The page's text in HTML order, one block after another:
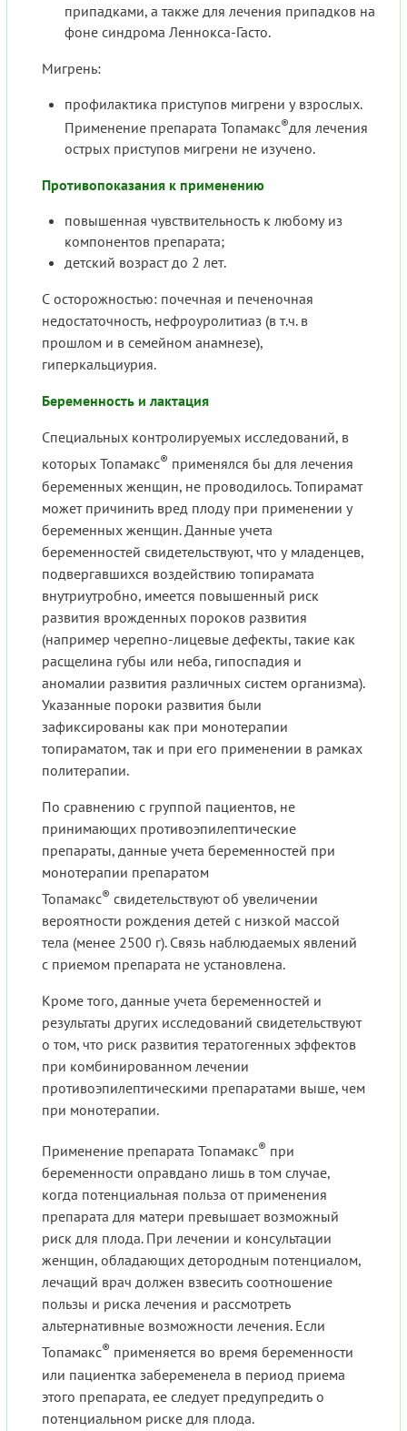
припадками, а также для лечения припадков на
фоне синдрома Леннокса-Гасто.
Мигрень:
профилактика приступов мигрени у взрослых.
Применение препарата Топамакс®для лечения
острых приступов мигрени не изучено.
Противопоказания к применению
повышенная чувствительность к любому из
компонентов препарата;
детский возраст до 2 лет.
С осторожностью: почечная и печеночная
недостаточность, нефроуролитиаз (в т.ч. в
прошлом и в семейном анамнезе),
гиперкальциурия.
Беременность и лактация
Специальных контролируемых исследований, в
которых Топамакс® применялся бы для лечения
беременных женщин, не проводилось. Топирамат
может причинить вред плоду при применении у
беременных женщин. Данные учета
беременностей свидетельствуют, что у младенцев,
подвергавшихся воздействию топирамата
внутриутробно, имеется повышенный риск
развития врожденных пороков развития
(например черепно-лицевые дефекты, такие как
расщелина губы или неба, гипоспадия и
аномалии развития различных систем организма).
Указанные пороки развития были
зафиксированы как при монотерапии
топираматом, так и при его применении в рамках
политерапии.
По сравнению с группой пациентов, не
принимающих противоэпилептические
препараты, данные учета беременностей при
монотерапии препаратом
Топамакс® свидетельствуют об увеличении
вероятности рождения детей с низкой массой
тела (менее 2500 г). Связь наблюдаемых явлений
с приемом препарата не установлена.
Кроме того, данные учета беременностей и
результаты других исследований свидетельствуют
о том, что риск развития тератогенных эффектов
при комбинированном лечении
противоэпилептическими препаратами выше, чем
при монотерапии.
Применение препарата Топамакс® при
беременности оправдано лишь в том случае,
когда потенциальная польза от применения
препарата для матери превышает возможный
риск для плода. При лечении и консультации
женщин, обладающих детородным потенциалом,
лечащий врач должен взвесить соотношение
пользы и риска лечения и рассмотреть
альтернативные возможности лечения. Если
Топамакс® применяется во время беременности
или пациентка забеременела в период приема
этого препарата, ее следует предупредить о
потенциальном риске для плода.